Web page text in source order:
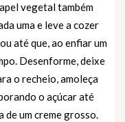
vegetal também
uma e leve a cozer
até que, ao enfiar um
Desenforme, deixe
o recheio, amoleça
o açúcar até
de um creme grosso.